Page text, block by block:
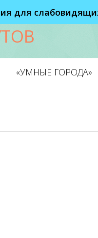
для
«УМНЫЕ ГОРОДА»